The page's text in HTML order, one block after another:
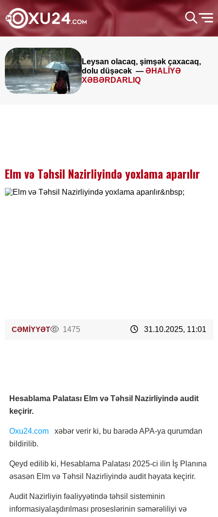
olacaq, şimşək çaxacaq,
düşəcək —ƏHALİYƏ
Elm və Təhsil Nazirliyində yoxlama aparılır
CƏMİYYƏT 1475 31.10.2025, 11:01
Hesablama Palatası Elm və Təhsil Nazirliyində audit
keçirir.
Oxu24.com xəbər verir ki, bu barədə APA-ya qurumdan
bildirilib.
Qeyd edilib ki, Hesablama Palatası 2025-ci ilin İş Planına
əsasən Elm və Təhsil Nazirliyində audit həyata keçirir.
Audit Nazirliyin fəaliyyətində təhsil sisteminin
informasiyalaşdırılması proseslərinin səmərəliliyi və